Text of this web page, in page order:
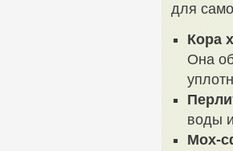
для
Кора
Она
воды
Мох-